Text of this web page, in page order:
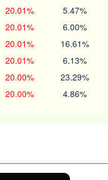
20.01% 5.47%
20.01% 6.00%
20.01% 16.61%
20.01% 6.13%
20.00% 23.29%
20.00% 4.86%